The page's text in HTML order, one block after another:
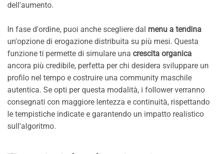
dell'aumento.
In fase d'ordine, puoi anche scegliere dal menu a tendina
un'opzione di erogazione distribuita su più mesi. Questa
funzione ti permette di simulare una crescita organica
ancora più credibile, perfetta per chi desidera sviluppare un
profilo nel tempo e costruire una community maschile
autentica. Se opti per questa modalità, i follower verranno
consegnati con maggiore lentezza e continuità, rispettando
le tempistiche indicate e garantendo un impatto realistico
sull'algoritmo.